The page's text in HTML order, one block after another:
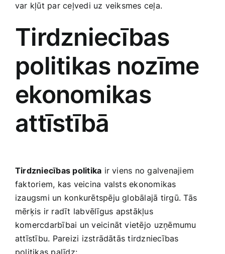
Preces birojam
Preces pieaugušajiem
Rotaļlietas, bērnu preces
Sports, tūrisms un atpūta
TV un Sadzīves tehnika
Zoo preces
var kļūt par ceļvedi ‌uz veiksmes ceļa.
Tirdzniecības
politikas nozīme
ekonomikas
attīstībā
Tirdzniecības politika ir viens no galvenajiem
faktoriem, kas veicina valsts ekonomikas
izaugsmi un konkurētspēju globālajā ‍tirgū. Tās
mērķis ir‍ radīt labvēlīgus⁢ apstākļus
komercdarbībai un​ veicināt vietējo ⁢uzņēmumu
attīstību. Pareizi ​izstrādātās tirdzniecības